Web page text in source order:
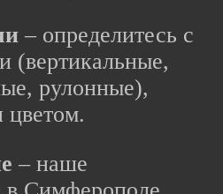
– определитесь с
(вертикальные,
рулонные),
цветом.
– наше